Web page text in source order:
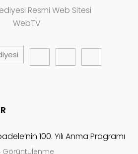
Resmi Web Sitesi
WebTV
100. Yılı Anma Programı
Görüntülenme